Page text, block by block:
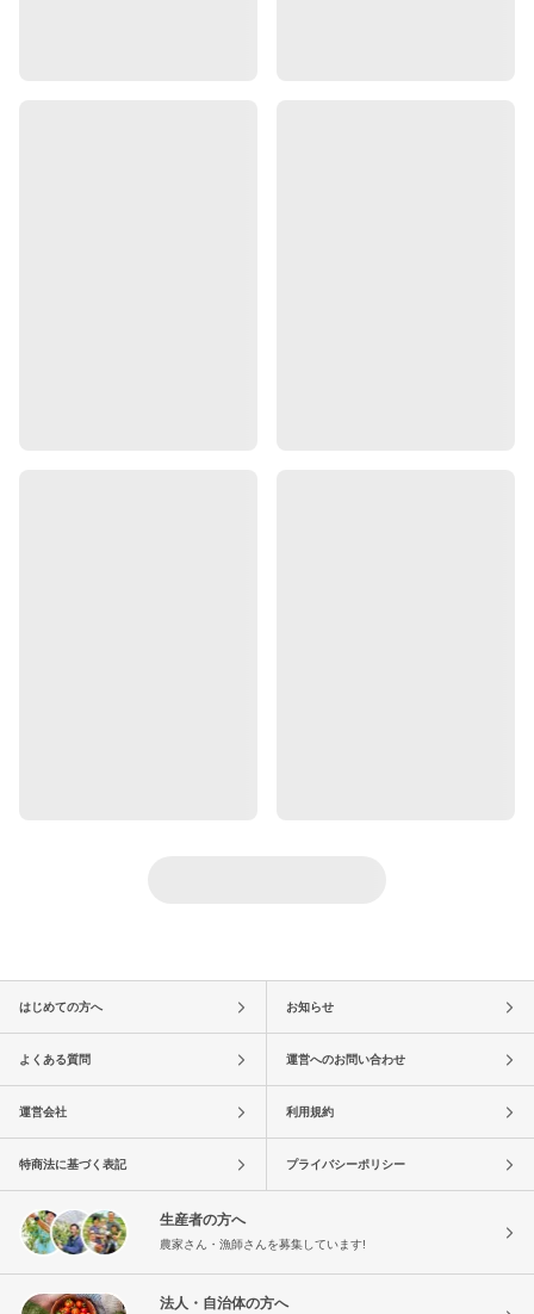
はじめての方へ お知らせ
よくある質問 運営へのお問い合わせ
運営会社 利用規約
特商法に基づく表記 プライバシーポリシー
生産者の方へ
農家さん・漁師さんを募集しています!
法人・自治体の方へ